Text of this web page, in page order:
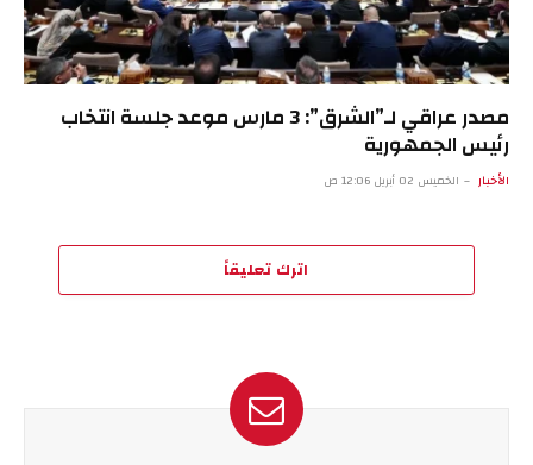
مصدر عراقي لـ”الشرق”: 3 مارس موعد جلسة انتخاب
رئيس الجمهورية
الأخبار الخميس 02 أبريل 12:06 ص
اترك تعليقاً